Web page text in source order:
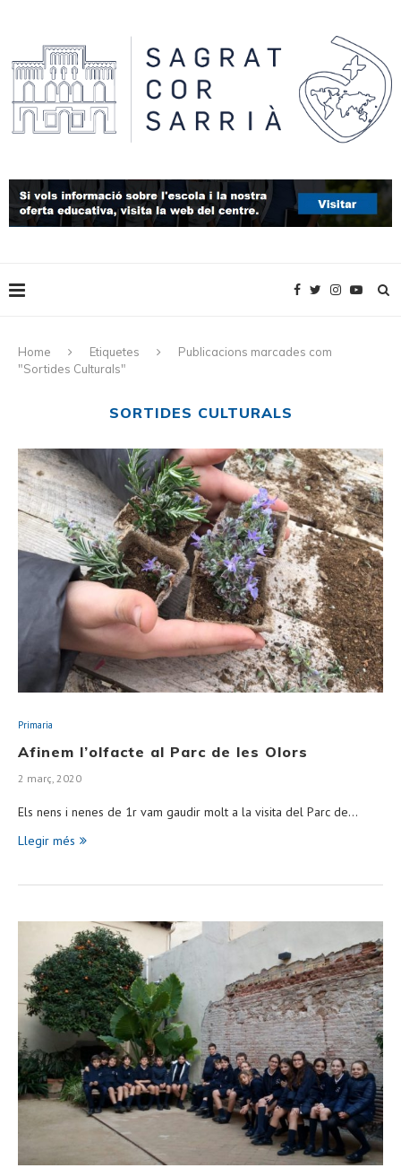
Home Etiquetes
Publicacions marcades com
"Sortides Culturals"
SORTIDES CULTURALS
Primaria
Afinem l’olfacte al Parc de les Olors
2 març, 2020
Els nens i nenes de 1r vam gaudir molt a la visita del Parc de…
Llegir més